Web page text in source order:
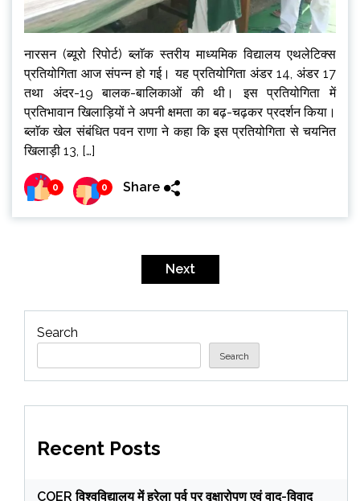
नारसन (ब्यूरो रिपोर्ट) ब्लाॅक स्तरीय माध्यमिक विद्यालय एथलेटिक्स
प्रतियोगिता आज संपन्न हो गई। यह प्रतियोगिता अंडर 14, अंडर 17
तथा अंदर-19 बालक-बालिकाओं की थी। इस प्रतियोगिता में
प्रतिभावान खिलाड़ियों ने अपनी क्षमता का बढ़-चढ़कर प्रदर्शन किया।
ब्लाॅक खेल संबंधित पवन राणा ने कहा कि इस प्रतियोगिता से चयनित
खिलाड़ी 13, […]
0 0 Share
Next
Search
Search
Recent Posts
COER विश्वविद्यालय में हरेला पर्व पर वृक्षारोपण एवं वाद-विवाद